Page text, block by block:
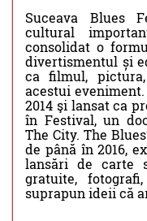
Suceava Blues
cultural
consolidat o
divertismentul și
ca filmul,
acestui
2014 şi lansat ca
în Festival, un
The City. The
de până în 2016,
lansări de carte
gratuite,
suprapun ideii că